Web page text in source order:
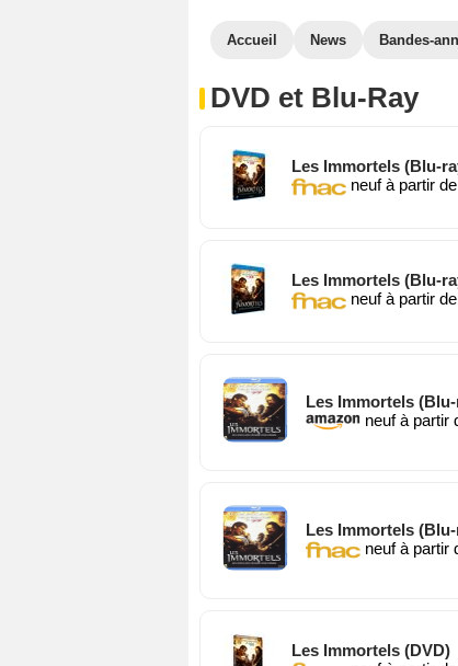
Accueil News Bandes-
DVD et Blu-Ray
Les Immortels (Blu-
neuf à partir
Les Immortels (Blu-
neuf à partir
Les Immortels
neuf à partir
Les Immortels
neuf à partir
Les Immortels (DVD)